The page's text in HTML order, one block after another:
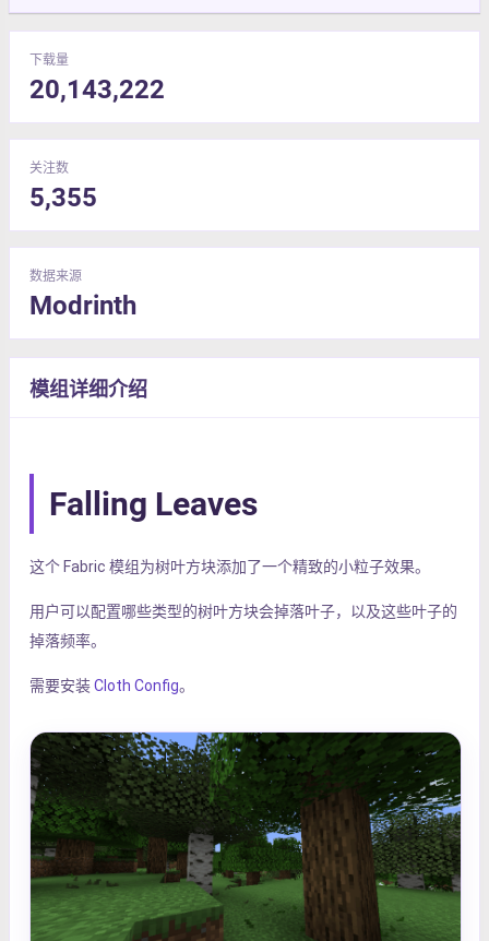
下载量
20,143,222
关注数
5,355
数据来源
Modrinth
模组详细介绍
Falling Leaves
这个 Fabric 模组为树叶方块添加了一个精致的小粒子效果。
用户可以配置哪些类型的树叶方块会掉落叶子，以及这些叶子的
掉落频率。
需要安装Cloth Config。